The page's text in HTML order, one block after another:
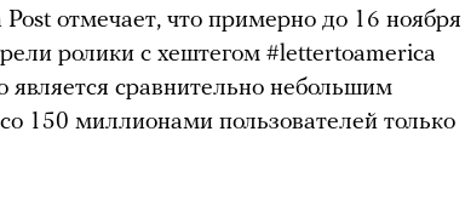
отмечает, что примерно до 16 ноября
ролики с хештегом #lettertoamerica
является сравнительно небольшим
150 миллионами пользователей только